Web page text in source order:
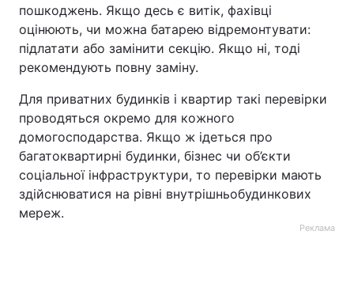
пошкоджень. Якщо десь є витік, фахівці
оцінюють, чи можна батарею відремонтувати:
підлатати або замінити секцію. Якщо ні, тоді
рекомендують повну заміну.
Для приватних будинків і квартир такі перевірки
проводяться окремо для кожного
домогосподарства. Якщо ж ідеться про
багатоквартирні будинки, бізнес чи об’єкти
соціальної інфраструктури, то перевірки мають
здійснюватися на рівні внутрішньобудинкових
мереж.
Реклама